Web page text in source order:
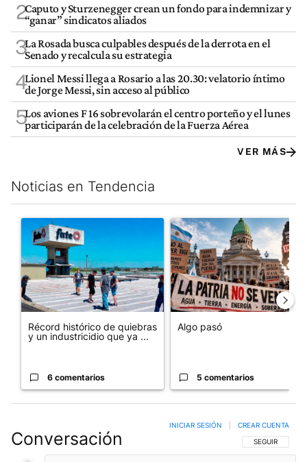
2Caputo y Sturzenegger crean un fondo para indemnizar y
“ganar” sindicatos aliados
3La Rosada busca culpables después de la derrota en el
Senado y recalcula su estrategia
4Lionel Messi llega a Rosario a las 20.30: velatorio íntimo
de Jorge Messi, sin acceso al público
5Los aviones F 16 sobrevolarán el centro porteño y el lunes
participarán de la celebración de la Fuerza Aérea
VER MÁS
Noticias en Tendencia
Este listado muestra los artículos con más comentarios en los
Un artículo de tendencia con el título "Récord histórico de
Récord histórico de quiebras
y un industricidio que ya ...
6 comentarios
Un artículo de tendencia con
Algo pasó
5 comentarios
Conversación SIGA ESTA
SEGUIR
INICIAR SESIÓN CREAR CUENTA